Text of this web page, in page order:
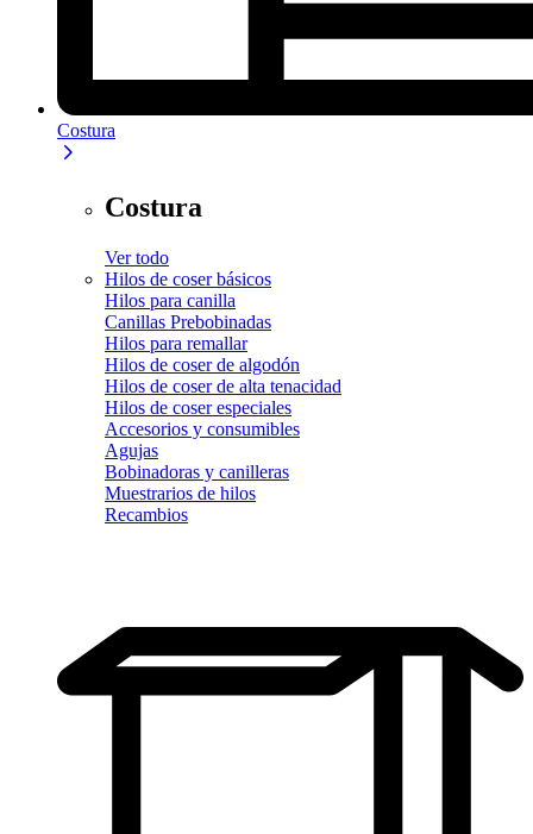
Costura
Costura
Ver todo
Hilos de coser básicos
Hilos para canilla
Canillas Prebobinadas
Hilos para remallar
Hilos de coser de algodón
Hilos de coser de alta tenacidad
Hilos de coser especiales
Accesorios y consumibles
Agujas
Bobinadoras y canilleras
Muestrarios de hilos
Recambios